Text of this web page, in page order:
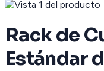
Rack de
Estándar